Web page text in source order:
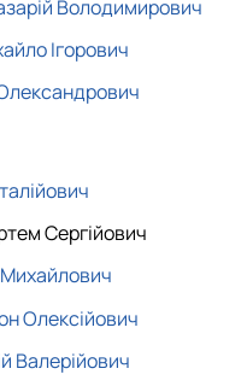
Володимирович
Ігорович
Сергійович
Олексійович
Валерійович